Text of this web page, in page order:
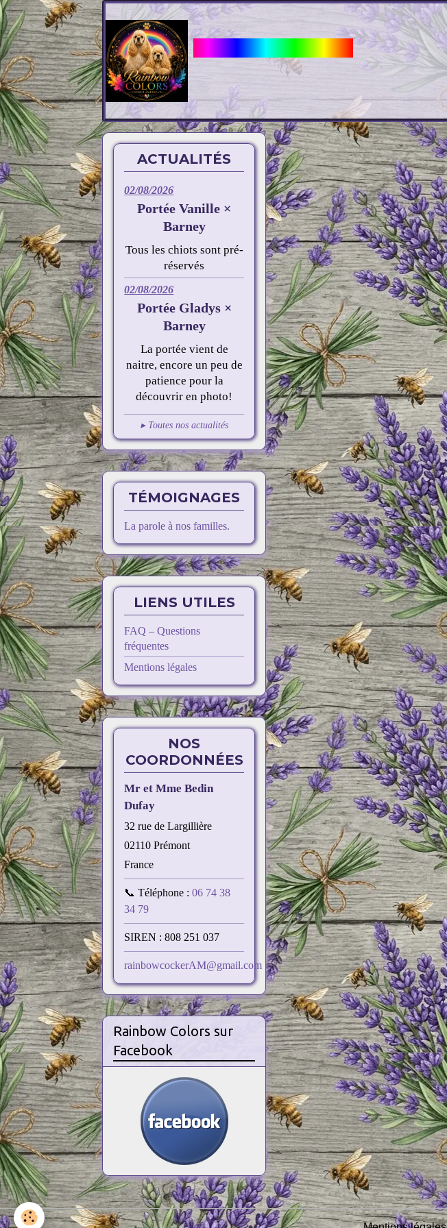
ACTUALITÉS
02/08/2026
Portée Vanille ×
Barney
Tous les chiots sont pré-
réservés
02/08/2026
Portée Gladys ×
Barney
La portée vient de
naitre, encore un peu de
patience pour la
découvrir en photo!
▸ Toutes nos actualités
TÉMOIGNAGES
La parole à nos familles.
LIENS UTILES
FAQ – Questions
fréquentes
Mentions légales
NOS
COORDONNÉES
Mr et Mme Bedin
Dufay
32 rue de Largillière
02110 Prémont
France
📞 Téléphone :06 74 38
34 79
SIREN : 808 251 037
rainbowcockerAM@gmail.com
Rainbow Colors sur
Facebook